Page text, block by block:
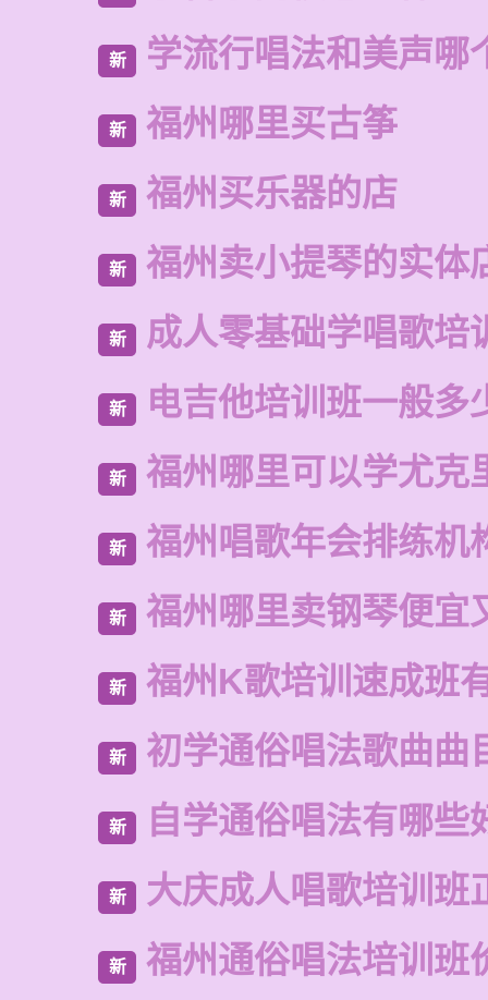
新 学流行唱法和美声哪
新 福州哪里买古筝
新 福州买乐器的店
新 福州卖小提琴的实体
新 成人零基础学唱歌培
新 电吉他培训班一般多
新 福州哪里可以学尤克
新 福州唱歌年会排练机
新 福州哪里卖钢琴便宜
新 福州K歌培训速成班
新 初学通俗唱法歌曲曲
新 自学通俗唱法有哪些
新 大庆成人唱歌培训班
新 福州通俗唱法培训班